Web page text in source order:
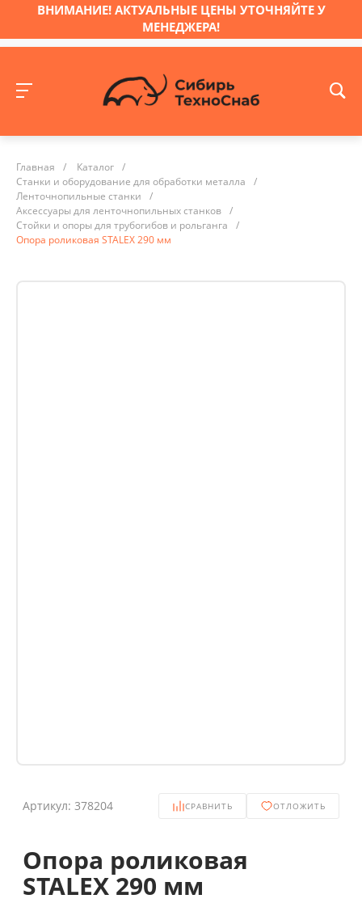
ВНИМАНИЕ! АКТУАЛЬНЫЕ ЦЕНЫ УТОЧНЯЙТЕ У
МЕНЕДЖЕРА!
Главная / Каталог /
Станки и оборудование для обработки металла
/
Ленточнопильные станки
/
Аксессуары для ленточнопильных станков /
Стойки и опоры для трубогибов и рольганга
/
Опора роликовая STALEX 290 мм
Артикул: 378204 СРАВНИТЬ ОТЛОЖИТЬ
Опора роликовая
STALEX 290 мм